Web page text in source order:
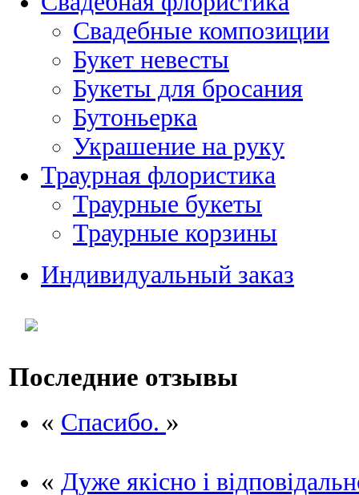
Свадебные композиции
Букет невесты
Букеты для бросания
Бутоньерка
Украшение на руку
Траурная флористика
Траурные букеты
Траурные корзины
Индивидуальный заказ
Последние отзывы
« Спасибо. »
« Дуже якісно і